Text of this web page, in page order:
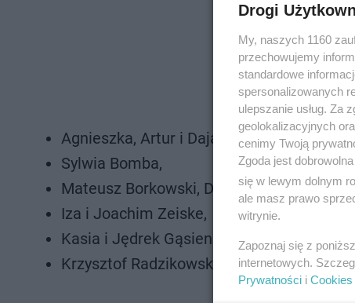
Agnieszka, Artur i Dajan Kotońscy,
Sylwia Bomba,
Mateusz Borkowski, Damian Nagana i
Iza i Joachim Zeiske,
Kasia i Jędrek Gąsienicowie,
Krzysztof Radzikowski i Dominik Abus.
Drogi
My, naszych 1160
przechowujemy
standardowe
spersonalizowanych
ulepszanie usług. Za
geolokalizacyjnych
cenimy Twoją
Zgoda jest
się w lewym dolnym
ale masz prawo
witrynie.
Zapoznaj się z
internetowych.
Prywatności i Cookies